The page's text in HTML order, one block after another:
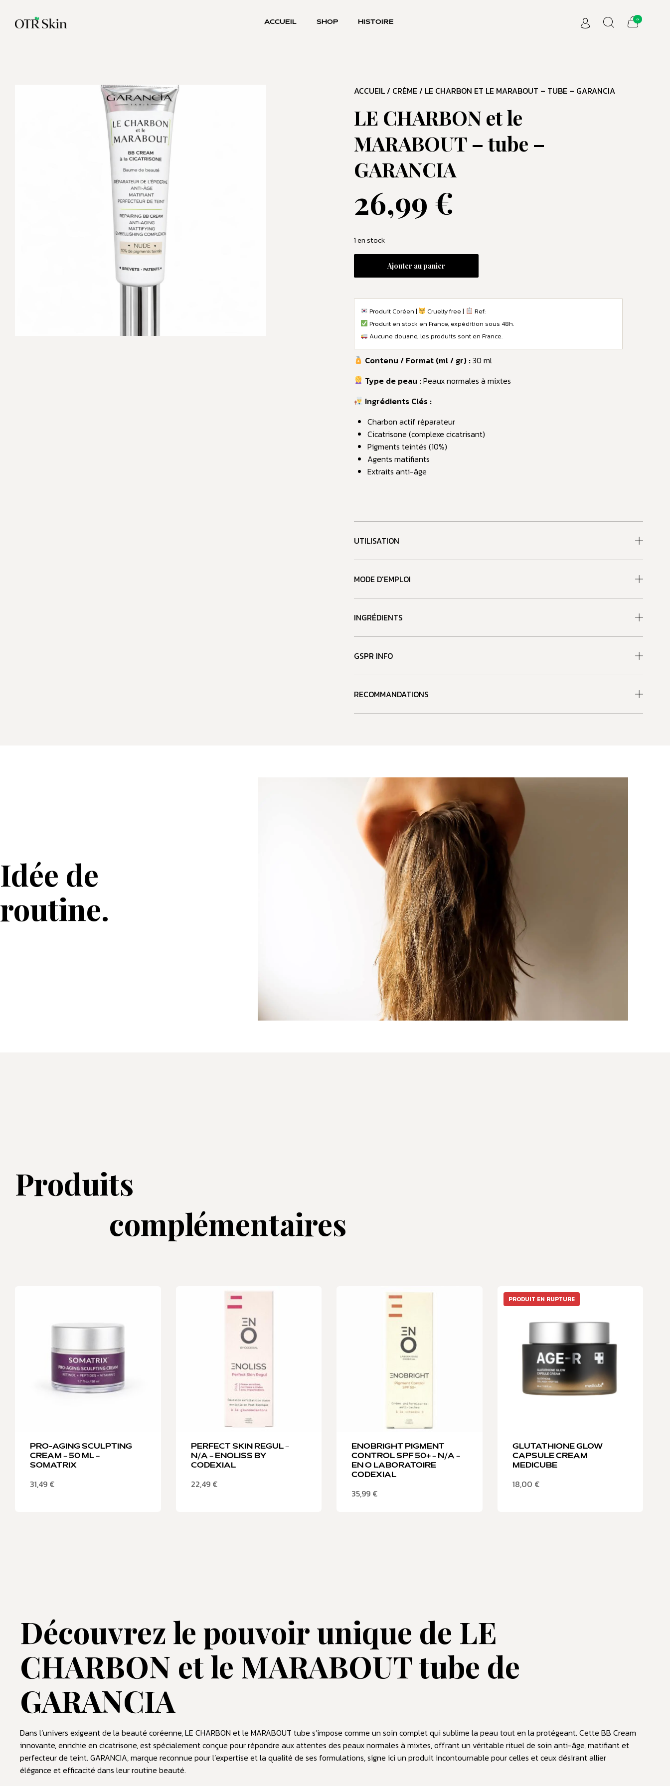
ACCUEIL SHOP HISTOIRE
0
ACCUEIL/ CRÈME/ LE CHARBON ET LE MARABOUT – TUBE – GARANCIA
LE CHARBON et le
MARABOUT – tube –
GARANCIA
26,99 €
1 en stock
Ajouter au panier
Produit Coréen | Cruelty free |
Ref:
Produit en stock en France, expédition sous 48h.
Aucune douane, les produits sont en France.
Contenu / Format (ml / gr) :30 ml
Type de peau :Peaux normales à mixtes
Ingrédients Clés :
Charbon actif réparateur
Cicatrisone (complexe cicatrisant)
Pigments teintés (10%)
Agents matifiants
Extraits anti-âge
UTILISATION
MODE D'EMPLOI
INGRÉDIENTS
GSPR INFO
RECOMMANDATIONS
Idée de
routine.
Produits
complémentaires
PRO-AGING SCULPTING
CREAM – 50 ML –
SOMATRIX
31,49 €
PERFECT SKIN REGUL –
N/A – ENOLISS BY
CODEXIAL
22,49 €
ENOBRIGHT PIGMENT
CONTROL SPF 50+ – N/A –
EN O LABORATOIRE
CODEXIAL
35,99 €
PRODUIT EN RUPTURE
GLUTATHIONE GLOW
CAPSULE CREAM
MEDICUBE
18,00 €
Découvrez le pouvoir unique de LE
CHARBON et le MARABOUT tube de
GARANCIA
Dans l’univers exigeant de la beauté coréenne, LE CHARBON et le MARABOUT tube s’impose comme un soin complet qui sublime la peau tout en la protégeant. Cette BB Cream
innovante, enrichie en cicatrisone, est spécialement conçue pour répondre aux attentes des peaux normales à mixtes, offrant un véritable rituel de soin anti-âge, matifiant et
perfecteur de teint. GARANCIA, marque reconnue pour l’expertise et la qualité de ses formulations, signe ici un produit incontournable pour celles et ceux désirant allier
élégance et efficacité dans leur routine beauté.